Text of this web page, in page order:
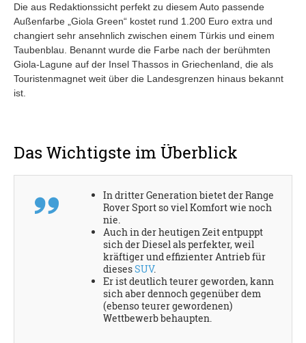
Die aus Redaktionssicht perfekt zu diesem Auto passende
Außenfarbe „Giola Green“ kostet rund 1.200 Euro extra und
changiert sehr ansehnlich zwischen einem Türkis und einem
Taubenblau. Benannt wurde die Farbe nach der berühmten
Giola-Lagune auf der Insel Thassos in Griechenland, die als
Touristenmagnet weit über die Landesgrenzen hinaus bekannt
ist.
Das Wichtigste im Überblick
In dritter Generation bietet der Range
Rover Sport so viel Komfort wie noch
nie.
Auch in der heutigen Zeit entpuppt
sich der Diesel als perfekter, weil
kräftiger und effizienter Antrieb für
diesesSUV.
Er ist deutlich teurer geworden, kann
sich aber dennoch gegenüber dem
(ebenso teurer gewordenen)
Wettbewerb behaupten.